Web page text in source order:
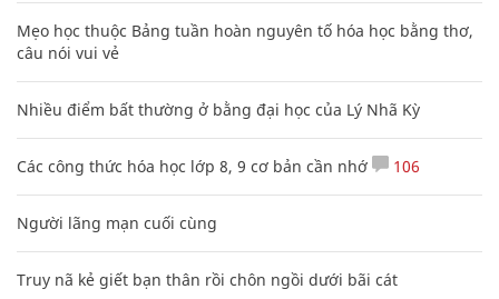
Mẹo học thuộc Bảng tuần hoàn nguyên tố hóa học bằng thơ,
câu nói vui vẻ
Nhiều điểm bất thường ở bằng đại học của Lý Nhã Kỳ
Các công thức hóa học lớp 8, 9 cơ bản cần nhớ 106
Người lãng mạn cuối cùng
Truy nã kẻ giết bạn thân rồi chôn ngồi dưới bãi cát